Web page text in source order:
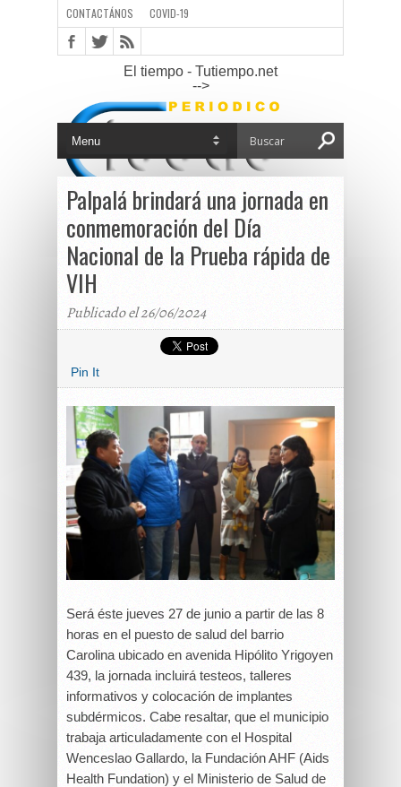
CONTACTÁNOS COVID-19
El tiempo - Tutiempo.net
-->
Palpalá brindará una jornada en
conmemoración del Día
Nacional de la Prueba rápida de
VIH
Publicado el 26/06/2024
Pin It
Será éste jueves 27 de junio a partir de las 8
horas en el puesto de salud del barrio
Carolina ubicado en avenida Hipólito Yrigoyen
439, la jornada incluirá testeos, talleres
informativos y colocación de implantes
subdérmicos. Cabe resaltar, que el municipio
trabaja articuladamente con el Hospital
Wenceslao Gallardo, la Fundación AHF (Aids
Health Fundation) y el Ministerio de Salud de